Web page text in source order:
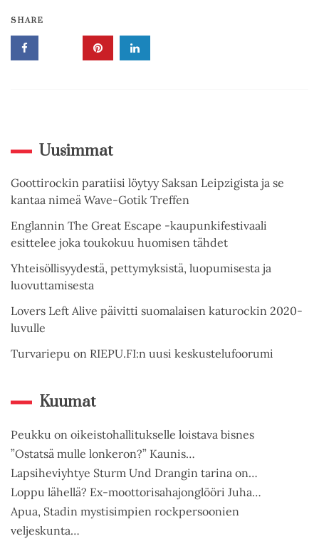
SHARE
Uusimmat
Goottirockin paratiisi löytyy Saksan Leipzigista ja se
kantaa nimeä Wave-Gotik Treffen
Englannin The Great Escape -kaupunkifestivaali
esittelee joka toukokuu huomisen tähdet
Yhteisöllisyydestä, pettymyksistä, luopumisesta ja
luovuttamisesta
Lovers Left Alive päivitti suomalaisen katurockin 2020-
luvulle
Turvariepu on RIEPU.FI:n uusi keskustelufoorumi
Kuumat
Peukku on oikeistohallitukselle loistava bisnes
”Ostatsä mulle lonkeron?” Kaunis…
Lapsiheviyhtye Sturm Und Drangin tarina on…
Loppu lähellä? Ex-moottorisahajonglööri Juha…
Apua, Stadin mystisimpien rockpersoonien
veljeskunta…